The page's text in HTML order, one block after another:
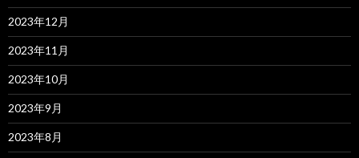
2023年12月
2023年11月
2023年10月
2023年9月
2023年8月